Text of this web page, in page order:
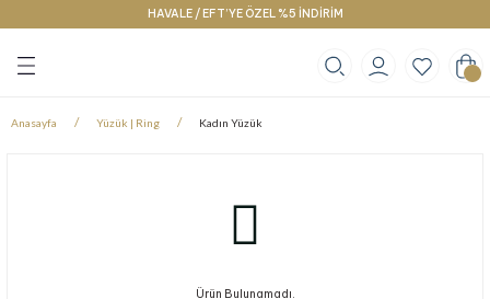
HAVALE / EFT’YE ÖZEL %5 İNDİRİM
Geri Dön
Geri Dön
Geri Dön
Anasayfa Yüzük | Ring Kadın Yüzük
Ürün Bulunamadı.